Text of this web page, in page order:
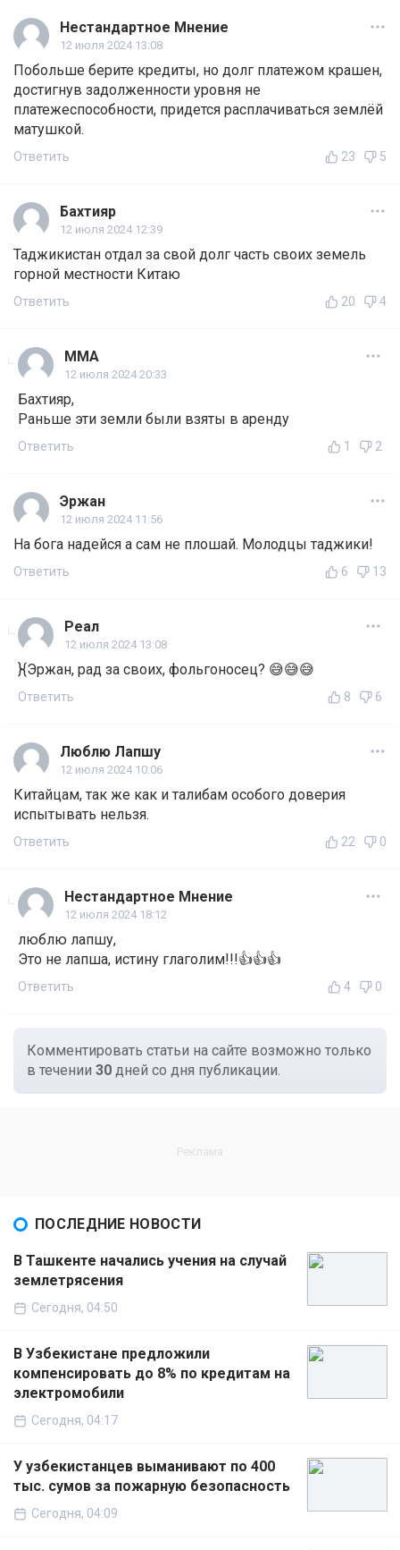
Нестандартное Мнение
12 июля 2024 13:08
Побольше берите кредиты, но долг платежом крашен,
достигнув задолженности уровня не
платежеспособности, придется расплачиваться землёй
матушкой.
Ответить 23 5
Бахтияр
12 июля 2024 12:39
Таджикистан отдал за свой долг часть своих земель
горной местности Китаю
Ответить 20 4
ММА
12 июля 2024 20:33
Бахтияр,
Раньше эти земли были взяты в аренду
Ответить 1 2
Эржан
12 июля 2024 11:56
На бога надейся а сам не плошай. Молодцы таджики!
Ответить 6 13
Реал
12 июля 2024 13:08
}{Эржан, рад за своих, фольгоносец? 😅😅😅
Ответить 8 6
Люблю Лапшу
12 июля 2024 10:06
Китайцам, так же как и талибам особого доверия
испытывать нельзя.
Ответить 22 0
Нестандартное Мнение
12 июля 2024 18:12
люблю лапшу,
Это не лапша, истину глаголим!!!👍👍👍
Ответить 4 0
Комментировать статьи на сайте возможно только
в течении 30 дней со дня публикации.
ПОСЛЕДНИЕ НОВОСТИ
В Ташкенте начались учения на случай
землетрясения
Сегодня, 04:50
В Узбекистане предложили
компенсировать до 8% по кредитам на
электромобили
Сегодня, 04:17
У узбекистанцев выманивают по 400
тыс. сумов за пожарную безопасность
Сегодня, 04:09